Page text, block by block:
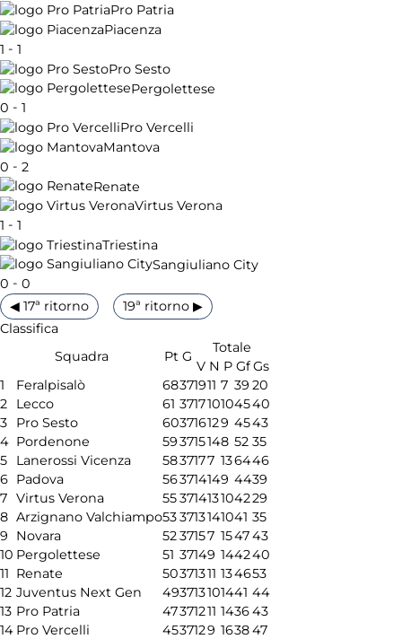
Pro Patria
Piacenza
1 - 1
Pro Sesto
Pergolettese
0 - 1
Pro Vercelli
Mantova
0 - 2
Renate
Virtus Verona
1 - 1
Triestina
Sangiuliano City
0 - 0
◀ 17ª ritorno
19ª ritorno ▶
Classifica
Squadra
Pt G
Totale
V N P GfGs
1
Feralpisalò 68371911 7 39 20
2
Lecco 61 371710104540
3
Pro Sesto 603716129 4543
4 Pordenone 593715148 52 35
5
Lanerossi Vicenza 5837177 136446
6 Padova 563714149 4439
7 Virtus Verona 55371413104229
8 Arzignano Valchiampo533713141041 35
9
Novara 5237157 154743
10 Pergolettese 51 37149 144240
11 Renate 50371311 134653
12 Juventus Next Gen 493713101441 44
13 Pro Patria 47371211 143643
14 Pro Vercelli 4537129 163847